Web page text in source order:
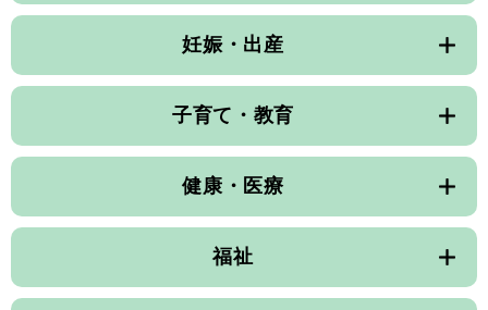
妊娠・出産
子育て・教育
健康・医療
福祉